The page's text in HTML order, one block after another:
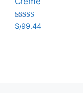
Valorado
con
S/99.44